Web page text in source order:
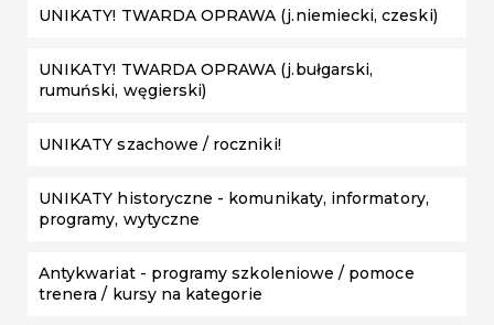
UNIKATY! TWARDA OPRAWA (j.niemiecki, czeski)
UNIKATY! TWARDA OPRAWA (j.bułgarski,
rumuński, węgierski)
UNIKATY szachowe / roczniki!
UNIKATY historyczne - komunikaty, informatory,
programy, wytyczne
Antykwariat - programy szkoleniowe / pomoce
trenera / kursy na kategorie